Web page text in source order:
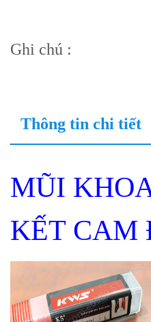
Ghi chú :
Thông tin chi tiết
MŨI
KẾT CAM